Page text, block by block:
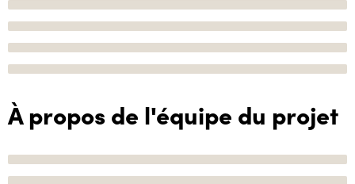
À propos de l'équipe du projet